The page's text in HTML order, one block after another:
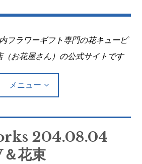
c
b
o
k
i
t
e
フラワーギフト専門の花キューピ
（お花屋さん）の公式サイトです
メニュー
204.08.04
花束